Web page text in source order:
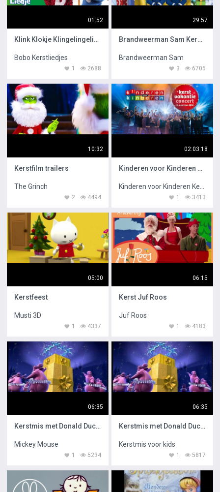
01:52
Klink Klokje Klingelingeling
Bobo Kerstliedjes
2688
1
29:57
Brandweerman Sam Kerstspecial
Brandweerman Sam
6705
3
10:32
Kerstfilm trailers
The Grinch
4494
2
02:03:18
Kinderen voor Kinderen Kerstvakantieconcert LIVE
3413
1
05:00
Kerstfeest
Musti 3D
4337
1
06:15
Kerst Juf Roos
Juf Roos
4183
1
06:35
Kerstmis met Donald Duck en Mickey Mouse
Mickey Mouse
5234
1
06:35
Kerstmis met Donald Duck Mickey Mouse
Kerstmis voor kids
5817
1